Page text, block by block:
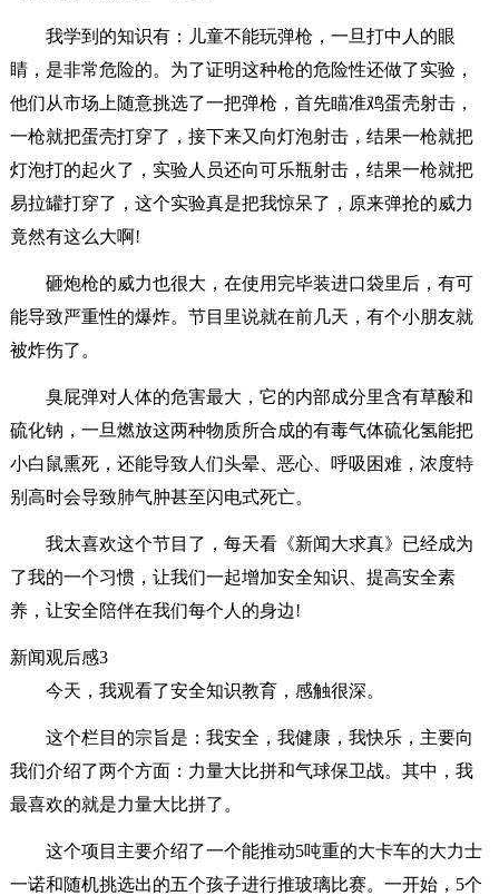
我学到的知识有：儿童不能玩弹枪，一旦打中人的眼
睛，是非常危险的。为了证明这种枪的危险性还做了实验，
他们从市场上随意挑选了一把弹枪，首先瞄准鸡蛋壳射击，
一枪就把蛋壳打穿了，接下来又向灯泡射击，结果一枪就把
灯泡打的起火了，实验人员还向可乐瓶射击，结果一枪就把
易拉罐打穿了，这个实验真是把我惊呆了，原来弹抢的威力
竟然有这么大啊!
砸炮枪的威力也很大，在使用完毕装进口袋里后，有可
能导致严重性的爆炸。节目里说就在前几天，有个小朋友就
被炸伤了。
臭屁弹对人体的危害最大，它的内部成分里含有草酸和
硫化钠，一旦燃放这两种物质所合成的有毒气体硫化氢能把
小白鼠熏死，还能导致人们头晕、恶心、呼吸困难，浓度特
别高时会导致肺气肿甚至闪电式死亡。
我太喜欢这个节目了，每天看《新闻大求真》已经成为
了我的一个习惯，让我们一起增加安全知识、提高安全素
养，让安全陪伴在我们每个人的身边!
新闻观后感3
今天，我观看了安全知识教育，感触很深。
这个栏目的宗旨是：我安全，我健康，我快乐，主要向
我们介绍了两个方面：力量大比拼和气球保卫战。其中，我
最喜欢的就是力量大比拼了。
这个项目主要介绍了一个能推动5吨重的大卡车的大力士
一诺和随机挑选出的五个孩子进行推玻璃比赛。一开始，5个